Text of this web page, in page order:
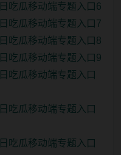
吃瓜移动端专题入口6
吃瓜移动端专题入口7
吃瓜移动端专题入口8
吃瓜移动端专题入口9
吃瓜移动端专题入口
吃瓜移动端专题入口
吃瓜移动端专题入口